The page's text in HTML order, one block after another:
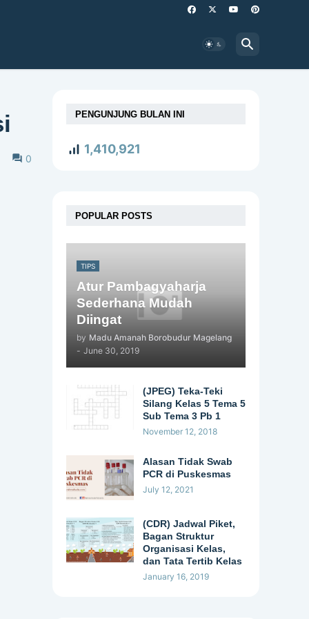
0
PENGUNJUNG BULAN INI
1,410,921
POPULAR POSTS
TIPS
Atur Pambagyaharja
Sederhana Mudah
Diingat
by Madu Amanah Borobudur Magelang
- June 30, 2019
(JPEG) Teka-Teki
Silang Kelas 5 Tema 5
Sub Tema 3 Pb 1
November 12, 2018
Alasan Tidak Swab
PCR di Puskesmas
July 12, 2021
(CDR) Jadwal Piket,
Bagan Struktur
Organisasi Kelas,
dan Tata Tertib Kelas
January 16, 2019